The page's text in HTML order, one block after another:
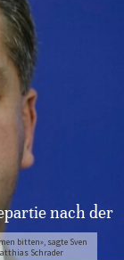
bitten», sagte Sven
Schrader
nach der